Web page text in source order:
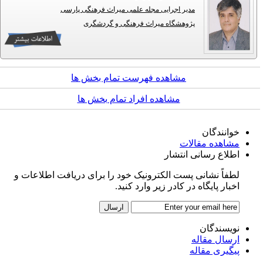
مدیر اجرایی مجله علمی میراث فرهنگی پارسی
پژوهشگاه میراث فرهنگی و گردشگری
مشاهده فهرست تمام بخش ها
مشاهده افراد تمام بخش ها
خوانندگان
مشاهده مقالات
اطلاع رسانی انتشار
لطفاً نشانی پست الکترونیک خود را برای دریافت اطلاعات و
اخبار پایگاه در کادر زیر وارد کنید.
نویسندگان
ارسال مقاله
پیگیری مقاله